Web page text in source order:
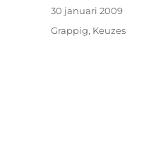
Geplaatst
30 januari 2009
Categorieën
Grappig, Keuzes